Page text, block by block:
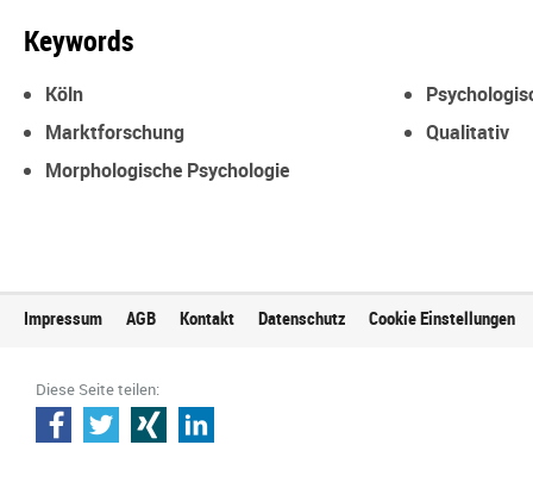
Keywords
Köln
Marktforschung
Morphologische Psychologie
Qualitativ
Impressum AGB Kontakt Datenschutz Cookie Einstellungen
Diese Seite teilen: